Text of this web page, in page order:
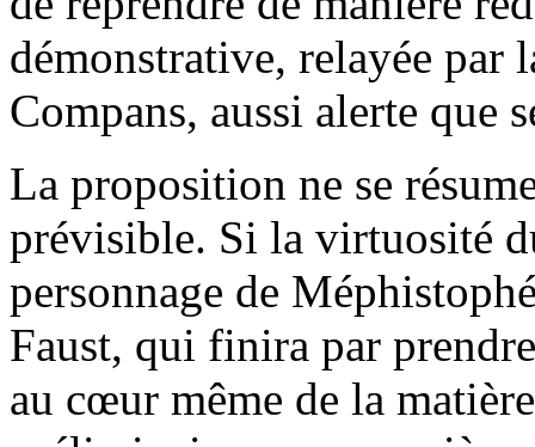
démonstrative, relayée par
Compans, aussi alerte que
La proposition ne se
prévisible. Si la virtuosité
personnage de
Faust, qui finira par
au cœur même de la